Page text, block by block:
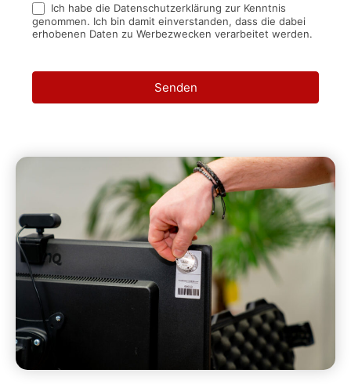
Ich habe die Datenschutzerklärung zur Kenntnis
genommen. Ich bin damit einverstanden, dass die dabei
erhobenen Daten zu Werbezwecken verarbeitet werden.
Senden